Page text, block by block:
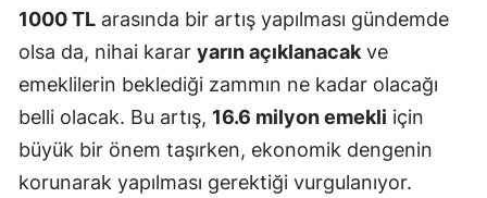
1000 TL arasında bir artış yapılması gündemde
olsa da, nihai karar yarın açıklanacakve
emeklilerin beklediği zammın ne kadar olacağı
belli olacak. Bu artış, 16.6 milyon emekli için
büyük bir önem taşırken, ekonomik dengenin
korunarak yapılması gerektiği vurgulanıyor.